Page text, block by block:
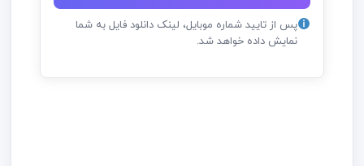
پس از تایید شماره موبایل، لینک دانلود فایل به شما
نمایش داده خواهد شد.